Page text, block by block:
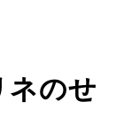
ネのせ